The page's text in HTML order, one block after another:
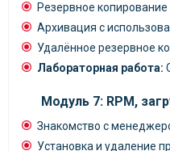
Резервное копирование
Архивация с
Удалённое резервное
Лабораторная работа:
Модуль 7: RPM,
Знакомство с
Установка и удаление